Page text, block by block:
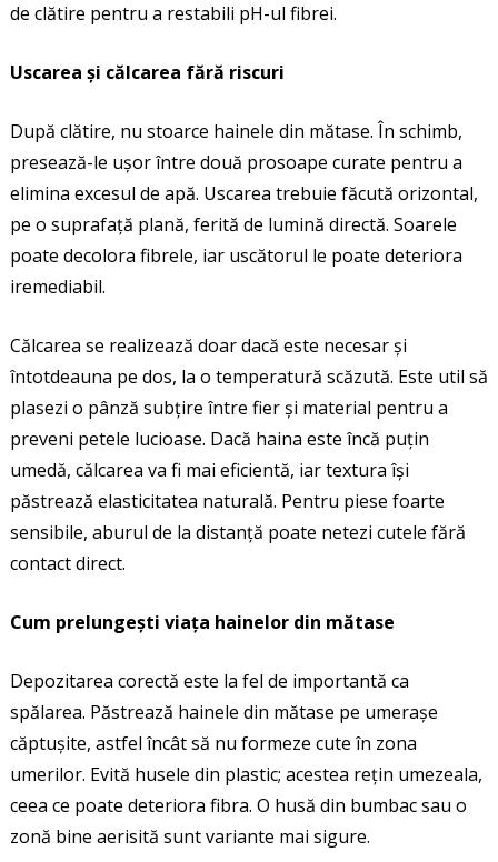
de clătire pentru a restabili pH-ul fibrei.
Uscarea și călcarea fără riscuri
După clătire, nu stoarce hainele din mătase. În schimb,
presează-le ușor între două prosoape curate pentru a
elimina excesul de apă. Uscarea trebuie făcută orizontal,
pe o suprafață plană, ferită de lumină directă. Soarele
poate decolora fibrele, iar uscătorul le poate deteriora
iremediabil.
Călcarea se realizează doar dacă este necesar și
întotdeauna pe dos, la o temperatură scăzută. Este util să
plasezi o pânză subțire între fier și material pentru a
preveni petele lucioase. Dacă haina este încă puțin
umedă, călcarea va fi mai eficientă, iar textura își
păstrează elasticitatea naturală. Pentru piese foarte
sensibile, aburul de la distanță poate netezi cutele fără
contact direct.
Cum prelungești viața hainelor din mătase
Depozitarea corectă este la fel de importantă ca
spălarea. Păstrează hainele din mătase pe umerașe
căptușite, astfel încât să nu formeze cute în zona
umerilor. Evită husele din plastic; acestea rețin umezeala,
ceea ce poate deteriora fibra. O husă din bumbac sau o
zonă bine aerisită sunt variante mai sigure.